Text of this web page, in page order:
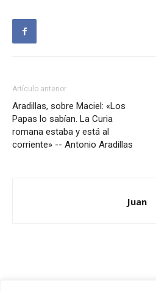
Artículo anterior
Aradillas, sobre Maciel: «Los
Papas lo sabían. La Curia
romana estaba y está al
corriente» -- Antonio Aradillas
Juan